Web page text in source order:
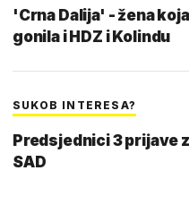
'Crna Dalija' - žena
gonila i HDZ i Kolindu
SUKOB INTERESA?
Predsjednici 3 prijave
SAD